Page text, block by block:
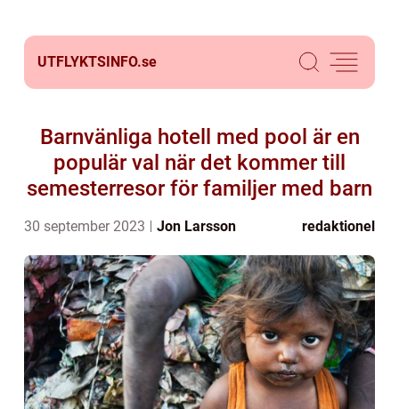
UTFLYKTSINFO.se
Barnvänliga hotell med pool är en
populär val när det kommer till
semesterresor för familjer med barn
30 september 2023 Jon Larsson redaktionel